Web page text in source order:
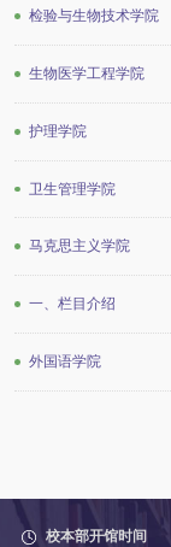
检验与生物技术学院
生物医学工程学院
护理学院
卫生管理学院
马克思主义学院
一、栏目介绍
外国语学院
校本部开馆时间